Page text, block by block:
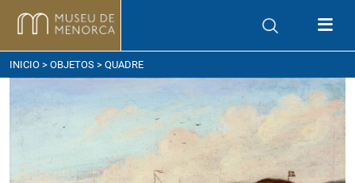
llegar
INICIO > OBJETOS > QUADRE